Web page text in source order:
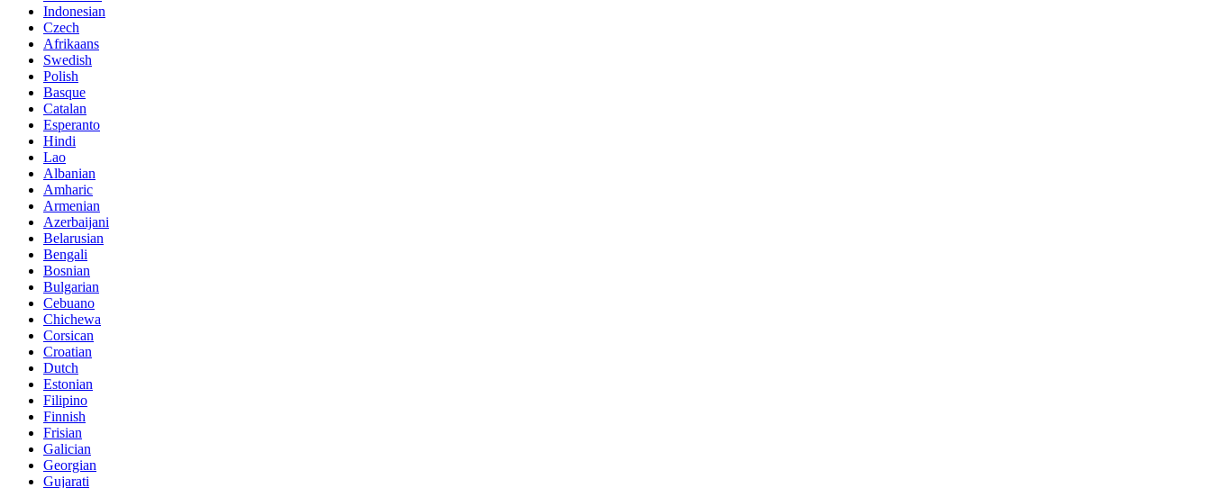
Indonesian
Czech
Afrikaans
Swedish
Polish
Basque
Catalan
Esperanto
Hindi
Lao
Albanian
Amharic
Armenian
Azerbaijani
Belarusian
Bengali
Bosnian
Bulgarian
Cebuano
Chichewa
Corsican
Croatian
Dutch
Estonian
Filipino
Finnish
Frisian
Galician
Georgian
Gujarati